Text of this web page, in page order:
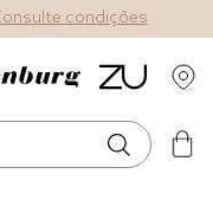
condições